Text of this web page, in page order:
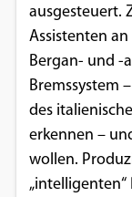
ausgesteuert.
Assistenten
Bergan- und -
Bremssystem
des
erkennen –
wollen.